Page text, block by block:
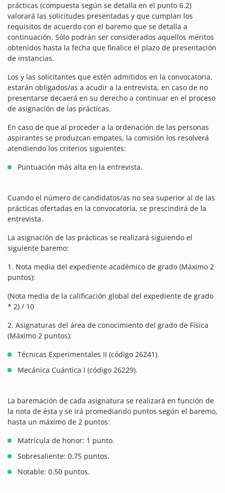
prácticas (compuesta según se detalla en el punto 6.2)
valorará las solicitudes presentadas y que cumplan los
requisitos de acuerdo con el baremo que se detalla a
continuación. Sólo podrán ser considerados aquellos méritos
obtenidos hasta la fecha que finalice el plazo de presentación
de instancias.
Los y las solicitantes que estén admitidos en la convocatoria,
estarán obligados/as a acudir a la entrevista, en caso de no
presentarse decaerá en su derecho a continuar en el proceso
de asignación de las prácticas.
En caso de que al proceder a la ordenación de las personas
aspirantes se produzcan empates, la comisión los resolverá
atendiendo los criterios siguientes:
Puntuación más alta en la entrevista.
Cuando el número de candidatos/as no sea superior al de las
prácticas ofertadas en la convocatoria, se prescindirá de la
entrevista.
La asignación de las prácticas se realizará siguiendo el
siguiente baremo:
1. Nota media del expediente académico de grado (Máximo 2
puntos):
(Nota media de la calificación global del expediente de grado
* 2) / 10
2. Asignaturas del área de conocimiento del grado de Física
(Máximo 2 puntos):
Técnicas Experimentales II (código 26241).
Mecánica Cuántica I (código 26229).
La baremación de cada asignatura se realizará en función de
la nota de ésta y se irá promediando puntos según el baremo,
hasta un máximo de 2 puntos:
Matrícula de honor: 1 punto.
Sobresaliente: 0.75 puntos.
Notable: 0.50 puntos.